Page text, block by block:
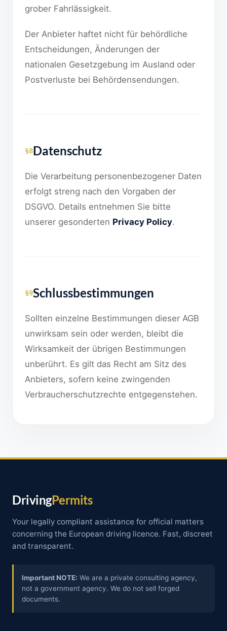
grober Fahrlässigkeit.
Der Anbieter haftet nicht für behördliche
Entscheidungen, Änderungen der
nationalen Gesetzgebung im Ausland oder
Postverluste bei Behördensendungen.
§8Datenschutz
Die Verarbeitung personenbezogener Daten
erfolgt streng nach den Vorgaben der
DSGVO. Details entnehmen Sie bitte
unserer gesonderten Privacy Policy.
§9Schlussbestimmungen
Sollten einzelne Bestimmungen dieser AGB
unwirksam sein oder werden, bleibt die
Wirksamkeit der übrigen Bestimmungen
unberührt. Es gilt das Recht am Sitz des
Anbieters, sofern keine zwingenden
Verbraucherschutzrechte entgegenstehen.
DrivingPermits
Your legally compliant assistance for official matters
concerning the European driving licence. Fast, discreet
and transparent.
Important NOTE: We are a private consulting agency,
not a government agency. We do not sell forged
documents.